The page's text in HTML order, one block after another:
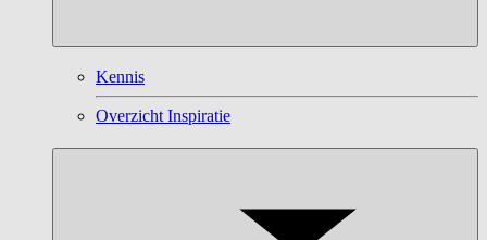
Kennis
Overzicht Inspiratie